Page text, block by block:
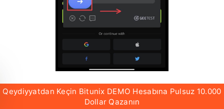
Qeydiyyatdan Keçin Bitunix DEMO Hesabına Pulsuz 10.000
Dollar Qazanın